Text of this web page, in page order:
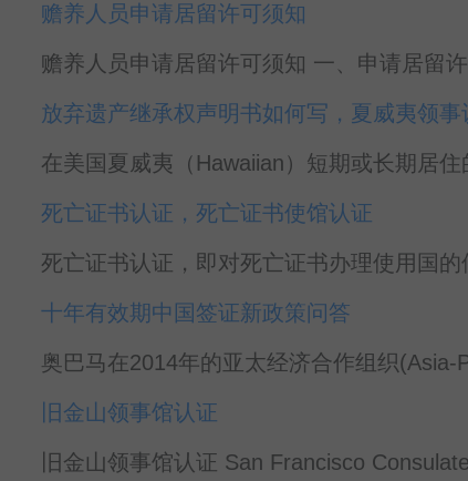
赡养人员申请居留许可须知
赡养人员申请居留许可须知 一、申请居留
放弃遗产继承权声明书如何写，夏威夷领事
在美国夏威夷（Hawaiian）短期或长期居
死亡证书认证，死亡证书使馆认证
死亡证书认证，即对死亡证书办理使用国
十年有效期中国签证新政策问答
奥巴马在2014年的亚太经济合作组织(Asia-
旧金山领事馆认证
旧金山领事馆认证 San Francisco